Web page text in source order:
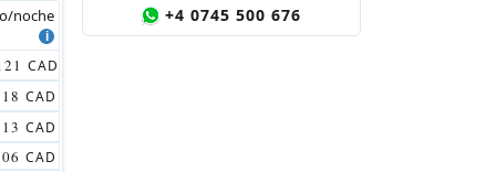
noche
CAD
CAD
CAD
CAD
+4 0745 500 676